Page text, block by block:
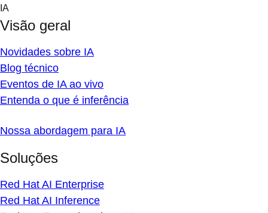
Skip
content
IA
Visão geral
Novidades sobre IA
Blog técnico
Eventos de IA ao vivo
Entenda o que é inferência
Nossa abordagem para IA
Soluções
Red Hat AI Enterprise
Red Hat AI Inference